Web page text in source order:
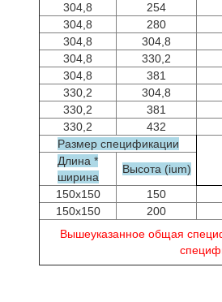
304,8
254
304,8
280
304,8
304,8
304,8
330,2
304,8
381
330,2
304,8
330,2
381
330,2
432
Размер спецификации
Длина *
ширина
Высота (ium)
150x150
150
150x150
200
Вышеуказанное общая